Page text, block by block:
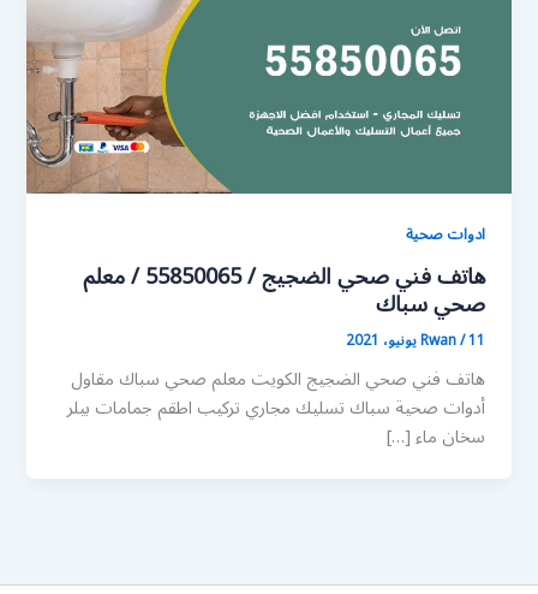
ادوات صحية
هاتف فني صحي الضجيج / 55850065 / معلم
صحي سباك
Rwan/11 يونيو، 2021
هاتف فني صحي الضجيج الكويت معلم صحي سباك مقاول
أدوات صحية سباك تسليك مجاري تركيب اطقم جمامات بيلر
سخان ماء […]